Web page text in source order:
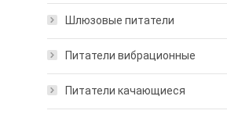
Шлюзовые питатели
Питатели вибрационные
Питатели качающиеся